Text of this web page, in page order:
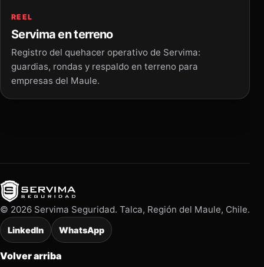
REEL
Servima en terreno
Registro del quehacer operativo de Servima:
guardias, rondas y respaldo en terreno para
empresas del Maule.
© 2026 Servima Seguridad. Talca, Región del Maule, Chile.
LinkedIn WhatsApp
Volver arriba